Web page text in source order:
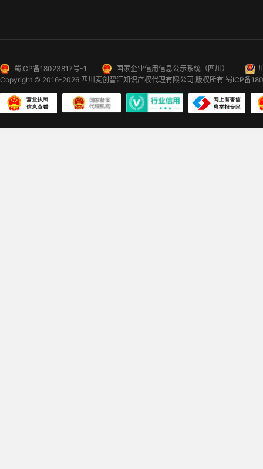
蜀ICP备18023817号-1 国家企业信用信息公示系统（四川）
Copyright © 2016-2026 四川麦创智汇知识产权代理有限公司 版权所有 蜀ICP备